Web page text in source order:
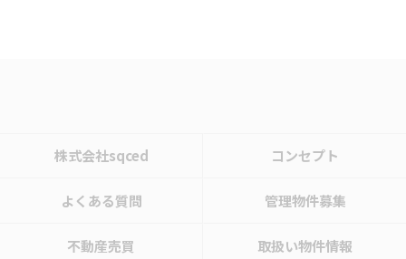
株式会社sqced コンセプト
よくある質問 管理物件募集
不動産売買 取扱い物件情報